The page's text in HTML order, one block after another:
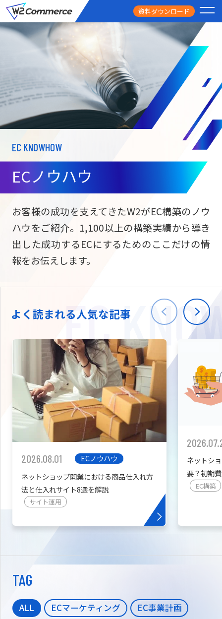
資料ダウンロード
サービス
ECサイト構築
サブスク/定期通販
ECサイト構築
海外進出・現地
W2
拡張プラグイン一覧
カスタマイズ開発
PRICE
料金
FEATURE
導入事例
USEFUL
お役立ち情報
NEWS
ニュース
会社情報
TW
EC KNOWHOW
ECノウハウ
お客様の成功を支えてきたW2がEC構築のノウ
ハウをご紹介。1,100以上の構築実績から導き
出した成功するECにするためのここだけの情
報をお伝えします。
よく読まれる人気な記事
2026.08.01
ECノウハウ
ネットショップ開業における商品仕入れ方
法と仕入れサイト8選を解説
サイト運用
ネットシ
要？初期
を紹介
EC構築
TAG
ALL ECマーケティング
EC事業計画